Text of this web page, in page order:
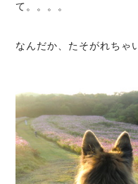
て。。。。
なんだか、たそがれちゃ